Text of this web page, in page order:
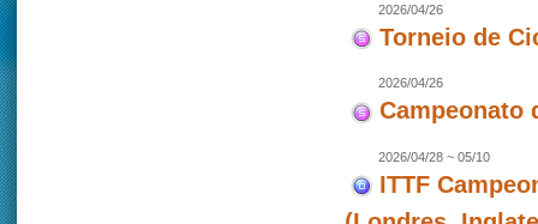
2026/04/26
Torneio de
2026/04/26
Campeonato
2026/04/28 ~ 05/10
ITTF